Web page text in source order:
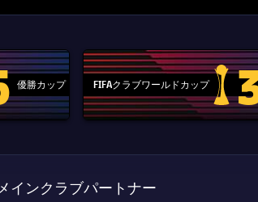
League trophy
優勝カップ FIFAクラブワールドカップ
メインクラブパートナー